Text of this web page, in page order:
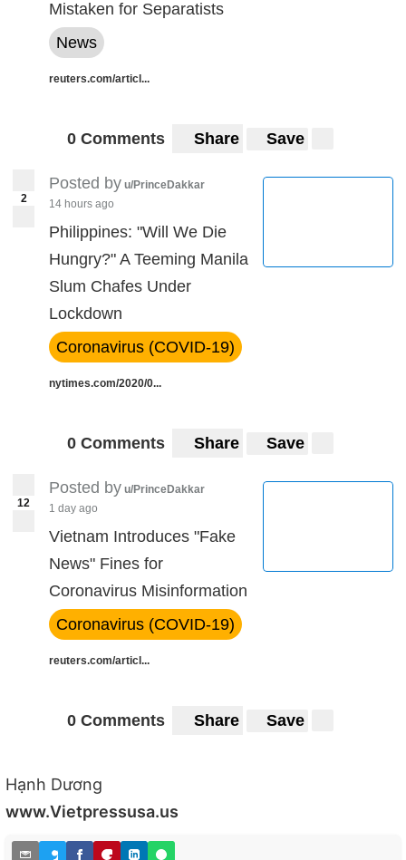
Mistaken for Separatists
News
reuters.com/articl...
0 Comments Share Save
2
Posted by u/PrinceDakkar
14 hours ago
Philippines: "Will We Die
Hungry?" A Teeming Manila
Slum Chafes Under
Lockdown
Coronavirus (COVID-19)
nytimes.com/2020/0...
0 Comments Share Save
12
Posted by u/PrinceDakkar
1 day ago
Vietnam Introduces "Fake
News" Fines for
Coronavirus Misinformation
Coronavirus (COVID-19)
reuters.com/articl...
0 Comments Share Save
Hạnh Dương
www.Vietpressusa.us